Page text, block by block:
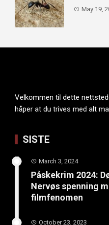
May 19,
Velkommen til dette
håper at du trives med alt
SISTE
March 3, 2024
Påskekrim 2024:
Nervøs spenning
filmfenomen
October 23, 2023